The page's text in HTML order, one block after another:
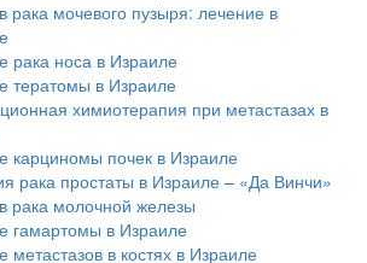
рака мочевого пузыря: лечение в
рака носа в Израиле
тератомы в Израиле
химиотерапия при метастазах в
карциномы почек в Израиле
рака простаты в Израиле – «Да Винчи»
рака молочной железы
гамартомы в Израиле
метастазов в костях в Израиле